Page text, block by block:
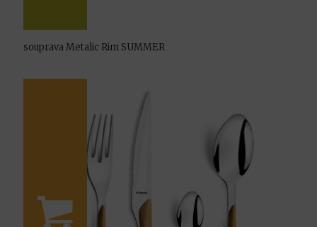
souprava Metalic Rim SUMMER